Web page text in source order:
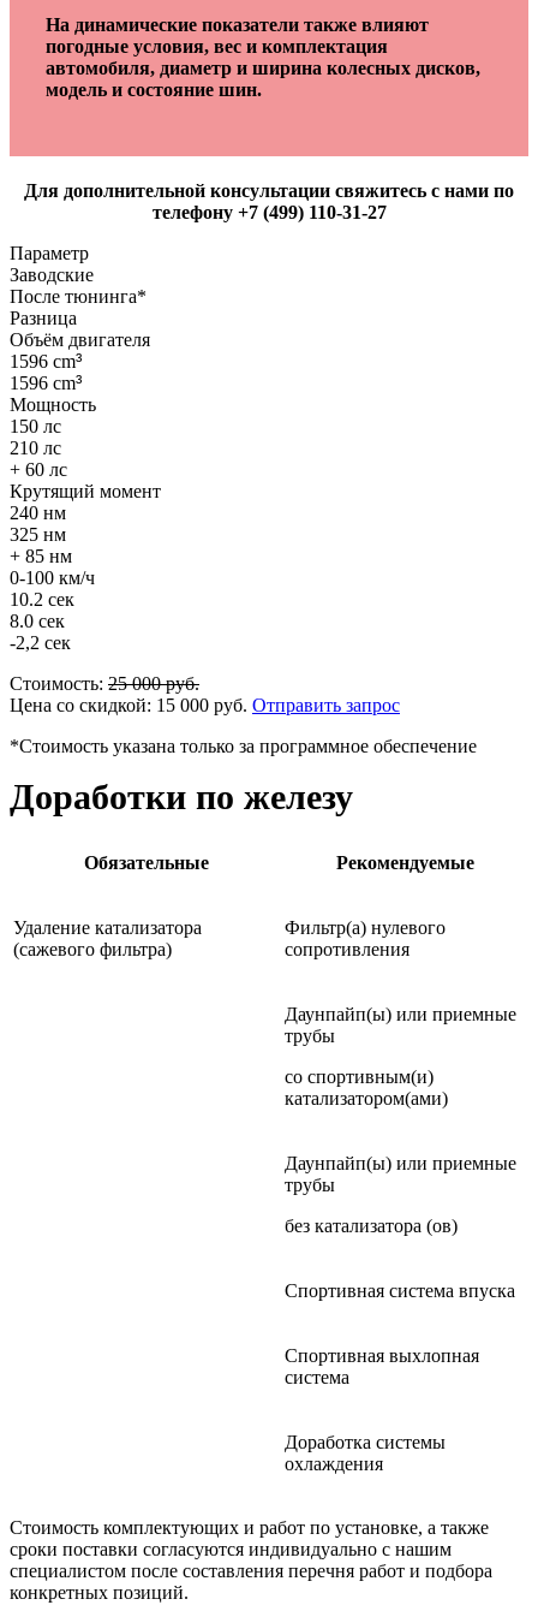
На динамические показатели также влияют
погодные условия, вес и комплектация
автомобиля, диаметр и ширина колесных дисков,
модель и состояние шин.
Для дополнительной консультации свяжитесь с нами по
телефону +7 (499) 110-31-27
Параметр
Заводские
После тюнинга*
Разница
Объём двигателя
1596 cm³
1596 cm³
Мощность
150 лс
210 лс
+ 60 лс
Крутящий момент
240 нм
325 нм
+ 85 нм
0-100 км/ч
10.2 сек
8.0 сек
-2,2 сек
Стоимость: 25 000руб.
Цена со скидкой: 15 000 руб. Отправить запрос
*Стоимость указана только за программное обеспечение
Доработки по железу
Обязательные Рекомендуемые
Удаление катализатора
(сажевого фильтра)
Фильтр(а) нулевого
сопротивления
Даунпайп(ы) или приемные
трубы
со спортивным(и)
катализатором(ами)
Даунпайп(ы) или приемные
трубы
без катализатора (ов)
Спортивная система впуска
Спортивная выхлопная
система
Доработка системы
охлаждения
Стоимость комплектующих и работ по установке, а также
сроки поставки согласуются индивидуально с нашим
специалистом после составления перечня работ и подбора
конкретных позиций.